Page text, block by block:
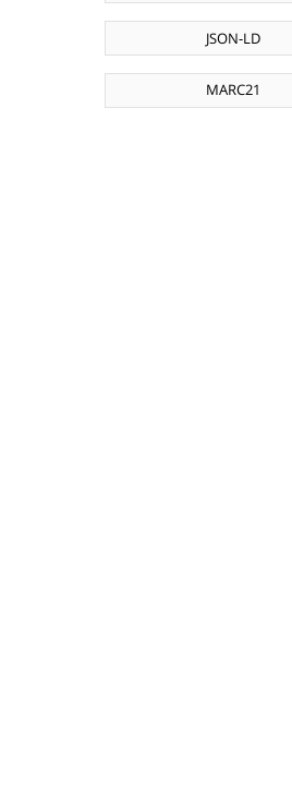
JSON-LD
MARC21